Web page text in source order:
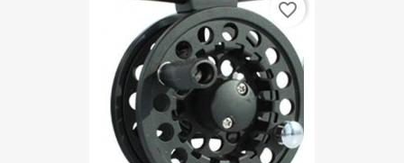
favorite_border